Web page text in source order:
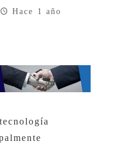
Hace 1 año